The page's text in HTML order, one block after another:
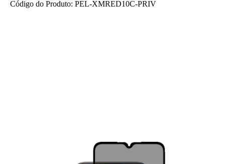
Código do Produto: PEL-XMRED10C-PRIV